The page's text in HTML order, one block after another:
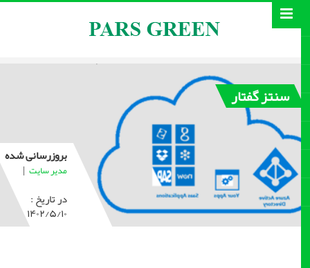
سنتز گفتار
بروزرسانی شده
مدیر سایت |
در تاریخ :
۱۴۰۲/۵/۱۰